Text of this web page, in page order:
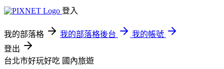
登入
我的部落格 我的部落格後台
我的帳號
登出
台北市好玩好吃 國內旅遊